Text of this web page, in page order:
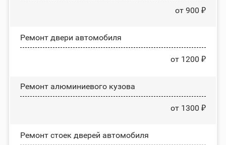
от 900 ₽
Ремонт двери автомобиля
от 1200 ₽
Ремонт алюминиевого кузова
от 1300 ₽
Ремонт стоек дверей автомобиля